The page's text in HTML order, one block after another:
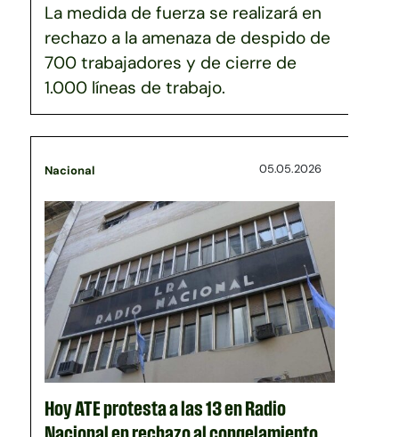
La medida de fuerza se realizará en
rechazo a la amenaza de despido de
700 trabajadores y de cierre de
1.000 líneas de trabajo.
Nacional 05.05.2026
Hoy ATE protesta a las 13 en Radio